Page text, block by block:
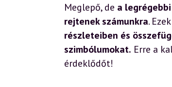
Meglepő, de a
rejtenek számunkra.
részleteiben és
szimbólumokat. Erre a
érdeklődőt!